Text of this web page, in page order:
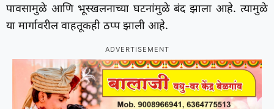
पावसामुळे आणि भूस्‍खलनाच्या घटनांमुळे बंद झाला आहे. त्‍यामुळे
या मार्गावरील वाहतूकही ठप्प झाली आहे.
ADVERTISEMENT